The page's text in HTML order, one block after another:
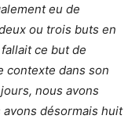
eu de
ou trois buts en
ce but de
contexte dans son
nous avons
avons désormais huit